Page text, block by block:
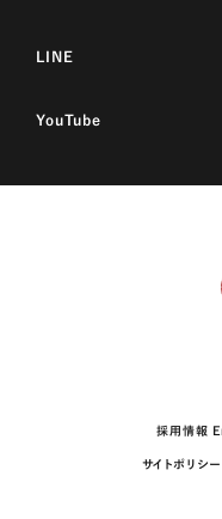
LINE
YouTube
採用情報
サイトポリシー